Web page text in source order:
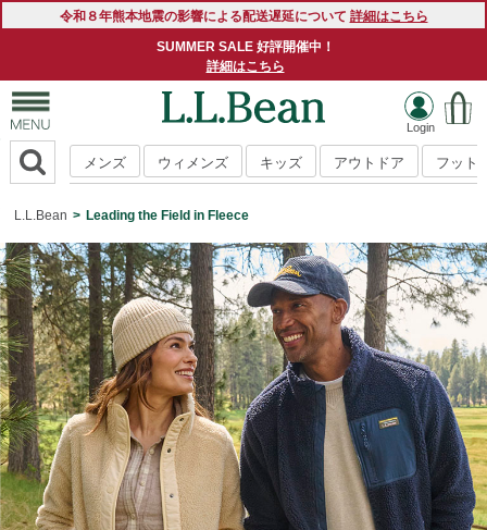
令和８年熊本地震の影響による配送遅延について 詳細はこちら
SUMMER SALE 好評開催中！
詳細はこちら
メンズ ウィメンズ キッズ アウトドア フット
L.L.Bean Leading the Field in Fleece